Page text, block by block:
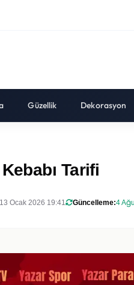
Güzellik Dekorasyon
Tarifi
13 Ocak 2026 19:41 Güncelleme:4